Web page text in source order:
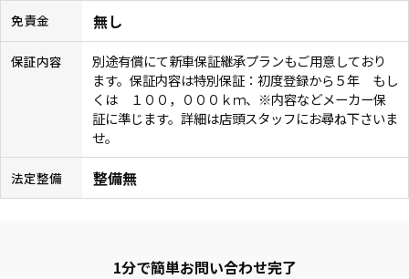
免責金 無し
保証内容
別途有償にて新車保証継承プランもご用意しており
ます。保証内容は特別保証：初度登録から５年 もし
くは １００，０００ｋｍ、※内容などメーカー保
証に準じます。詳細は店頭スタッフにお尋ね下さいま
せ。
法定整備 整備無
1分で簡単お問い合わせ完了